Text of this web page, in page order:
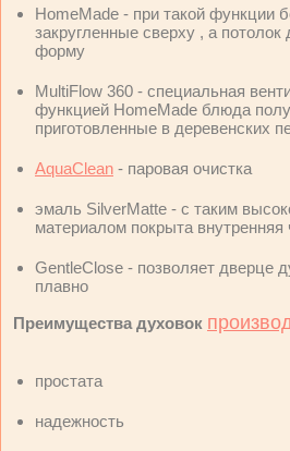
HomeMade - при такой функции
закругленные сверху , а
форму
MultiFlow 360 - специальная
функцией HomeMade блюда
приготовленные в деревенских
AquaClean - паровая очистка
эмаль SilverMatte - с таким
материалом покрыта внутренняя
GentleClose - позволяет дверце
плавно
Преимущества духовок
простата
надежность